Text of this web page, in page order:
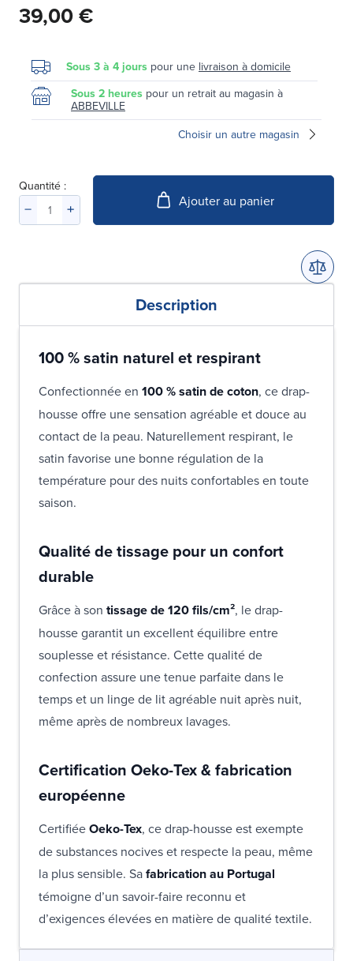
39,00 €
Sous 3 à 4 jours pour une livraison à domicile
Sous 2 heures pour un retrait au magasin à
ABBEVILLE
Choisir un autre magasin
Quantité :
Ajouter au panier
Description
100 % satin naturel et respirant
Confectionnée en 100 % satin de coton, ce drap-
housse offre une sensation agréable et douce au
contact de la peau. Naturellement respirant, le
satin favorise une bonne régulation de la
température pour des nuits confortables en toute
saison.
Qualité de tissage pour un confort
durable
Grâce à son tissage de 120 fils/cm², le drap-
housse garantit un excellent équilibre entre
souplesse et résistance. Cette qualité de
confection assure une tenue parfaite dans le
temps et un linge de lit agréable nuit après nuit,
même après de nombreux lavages.
Certification Oeko-Tex & fabrication
européenne
CertifiéeOeko-Tex, ce drap-housse est exempte
de substances nocives et respecte la peau, même
la plus sensible. Safabrication au Portugal
témoigne d’un savoir-faire reconnu et
d’exigences élevées en matière de qualité textile.